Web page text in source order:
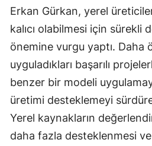
Erkan Gürkan, yerel
kalıcı olabilmesi için sürekli
önemine vurgu yaptı. Daha
uyguladıkları başarılı
benzer bir modeli
üretimi desteklemeyi
Yerel kaynakların
daha fazla desteklenmesi